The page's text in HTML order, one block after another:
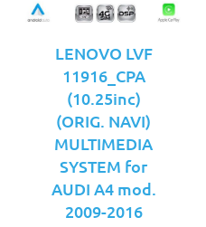
LENOVO LVF
11916_CPA
(10.25inc)
(ORIG. NAVI)
MULTIMEDIA
SYSTEM for
AUDI A4 mod.
2009-2016